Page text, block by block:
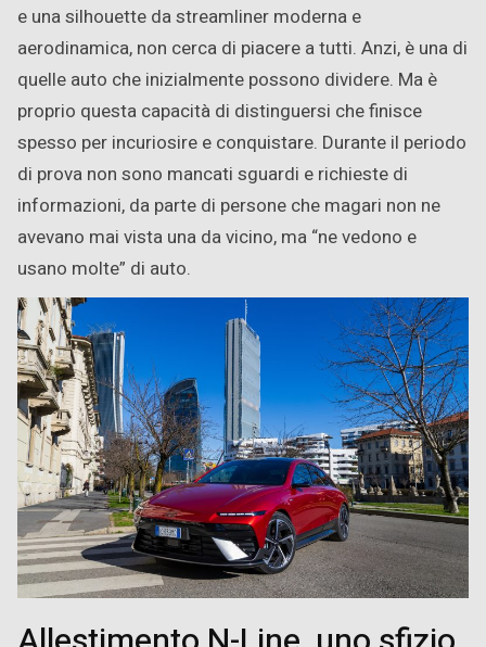
e una silhouette da streamliner moderna e
aerodinamica, non cerca di piacere a tutti. Anzi, è una di
quelle auto che inizialmente possono dividere. Ma è
proprio questa capacità di distinguersi che finisce
spesso per incuriosire e conquistare. Durante il periodo
di prova non sono mancati sguardi e richieste di
informazioni, da parte di persone che magari non ne
avevano mai vista una da vicino, ma “ne vedono e
usano molte” di auto.